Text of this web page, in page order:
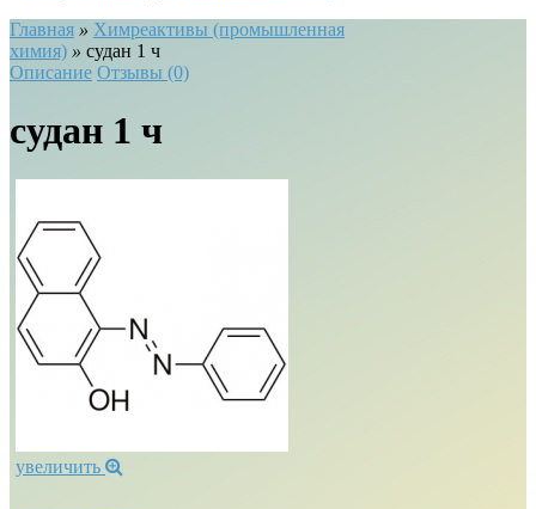
Главная » Химреактивы (промышленная
химия) » судан 1 ч
Описание Отзывы (0)
судан 1 ч
увеличить